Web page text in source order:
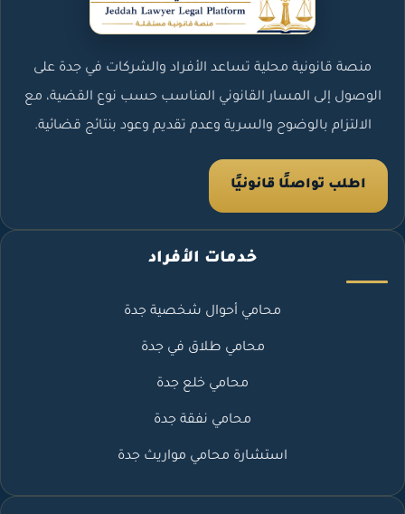
منصة قانونية محلية تساعد الأفراد والشركات في جدة على
الوصول إلى المسار القانوني المناسب حسب نوع القضية، مع
الالتزام بالوضوح والسرية وعدم تقديم وعود بنتائج قضائية.
اطلب تواصلًا قانونيًا
خدمات الأفراد
محامي أحوال شخصية جدة
محامي طلاق في جدة
محامي خلع جدة
محامي نفقة جدة
استشارة محامي مواريث جدة